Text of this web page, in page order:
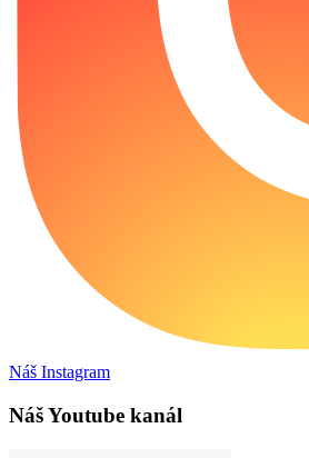
Náš Instagram
Náš Youtube kanál